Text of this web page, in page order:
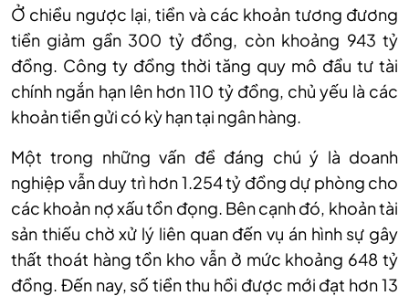
Ở chiều ngược lại, tiền và các khoản tương đương
tiền giảm gần 300 tỷ đồng, còn khoảng 943 tỷ
đồng. Công ty đồng thời tăng quy mô đầu tư tài
chính ngắn hạn lên hơn 110 tỷ đồng, chủ yếu là các
khoản tiền gửi có kỳ hạn tại ngân hàng.
Một trong những vấn đề đáng chú ý là doanh
nghiệp vẫn duy trì hơn 1.254 tỷ đồng dự phòng cho
các khoản nợ xấu tồn đọng. Bên cạnh đó, khoản tài
sản thiếu chờ xử lý liên quan đến vụ án hình sự gây
thất thoát hàng tồn kho vẫn ở mức khoảng 648 tỷ
đồng. Đến nay, số tiền thu hồi được mới đạt hơn 13